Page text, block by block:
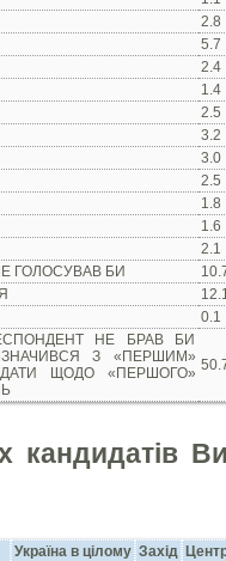
2.8
5.7
2.4
1.4
2.5
3.2
3.0
2.5
1.8
1.6
2.1
ГОЛОСУВАВ БИ
0.1
НЕ БРАВ БИ
З «ПЕРШИМ»
ЩОДО «ПЕРШОГО»
кандидатів
Україна в цілому Захід